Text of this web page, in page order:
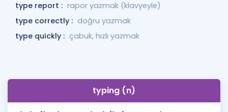
type report : rapor yazmak (klavyeyle)
type correctly : doğru yazmak
type quickly : çabuk, hızlı yazmak
typing (n)